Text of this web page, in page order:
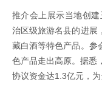
推介会上展示当地创
治区级旅游名县的进展
藏白酒等特色产品。参
色产品走出高原。据悉
协议资金达1.3亿元，